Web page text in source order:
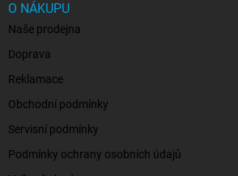
O NÁKUPU
Naše prodejna
Doprava
Reklamace
Obchodní podmínky
Servisní podmínky
Podmínky ochrany osobních údajů